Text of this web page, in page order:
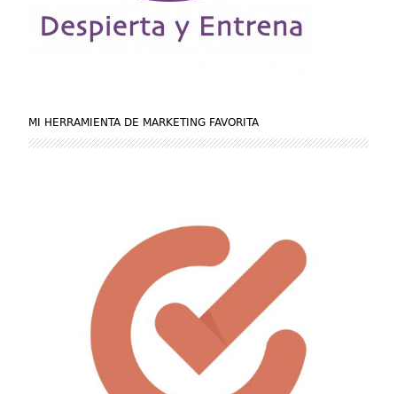
MI HERRAMIENTA DE MARKETING FAVORITA